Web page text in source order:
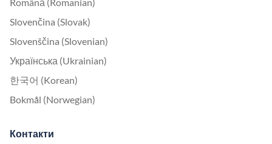
Slovenčina (Slovak)
Slovenščina (Slovenian)
Українська (Ukrainian)
한국어 (Korean)
Bokmål (Norwegian)
Контакти